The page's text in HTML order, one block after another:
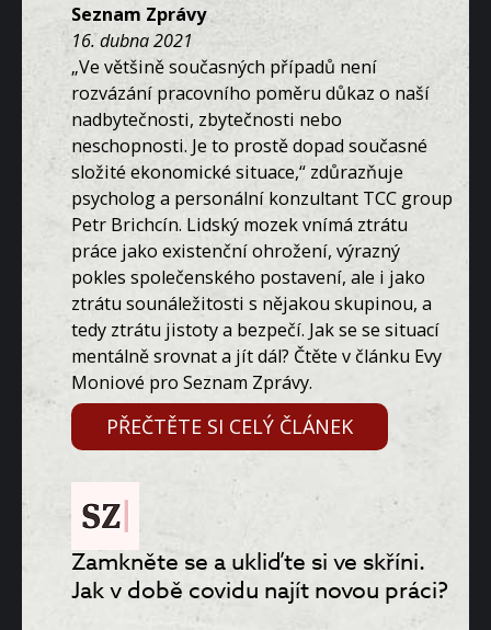
Seznam Zprávy
16. dubna 2021
„Ve většině současných případů není
rozvázání pracovního poměru důkaz o naší
nadbytečnosti, zbytečnosti nebo
neschopnosti. Je to prostě dopad současné
složité ekonomické situace,“ zdůrazňuje
psycholog a personální konzultant TCC group
Petr Brichcín. Lidský mozek vnímá ztrátu
práce jako existenční ohrožení, výrazný
pokles společenského postavení, ale i jako
ztrátu sounáležitosti s nějakou skupinou, a
tedy ztrátu jistoty a bezpečí. Jak se se situací
mentálně srovnat a jít dál? Čtěte v článku Evy
Moniové pro Seznam Zprávy.
PŘEČTĚTE SI CELÝ ČLÁNEK
Zamkněte se a ukliďte si ve skříni.
Jak v době covidu najít novou práci?